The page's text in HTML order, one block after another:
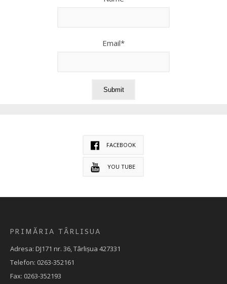
Email*
FACEBOOK
YOU TUBE
PRIMĂRIA TÂRLISUA
Adresa: DJ171 nr. 36, Târlișua 427331
Telefon: 0263-352161
Fax: 0263-352193